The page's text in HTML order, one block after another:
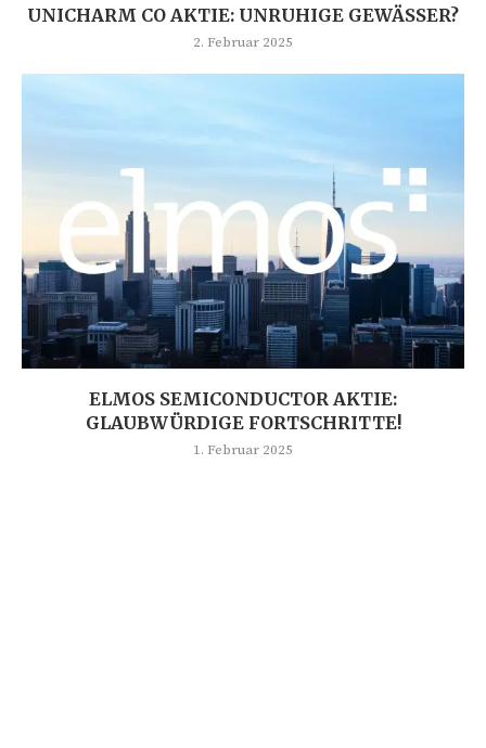
UNICHARM CO AKTIE: UNRUHIGE GEWÄSSER?
2. Februar 2025
ELMOS SEMICONDUCTOR AKTIE:
GLAUBWÜRDIGE FORTSCHRITTE!
1. Februar 2025